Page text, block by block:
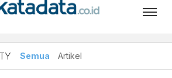
Mobility
Semua Artikel